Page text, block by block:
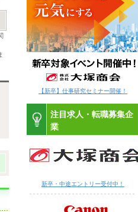
【新卒】仕事研究セミナー開催！
注目求人・転職募集企
業
新卒・中途エントリー受付中！